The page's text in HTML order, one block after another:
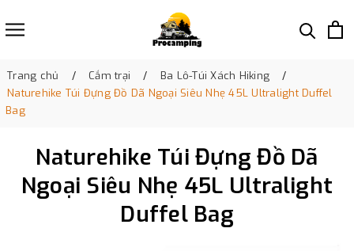
Trang chủ Cắm trại
Ba Lô-Túi Xách Hiking
Naturehike Túi Đựng Đồ Dã Ngoại Siêu Nhẹ 45L Ultralight Duffel
Bag
Naturehike Túi Đựng Đồ Dã
Ngoại Siêu Nhẹ 45L Ultralight
Duffel Bag